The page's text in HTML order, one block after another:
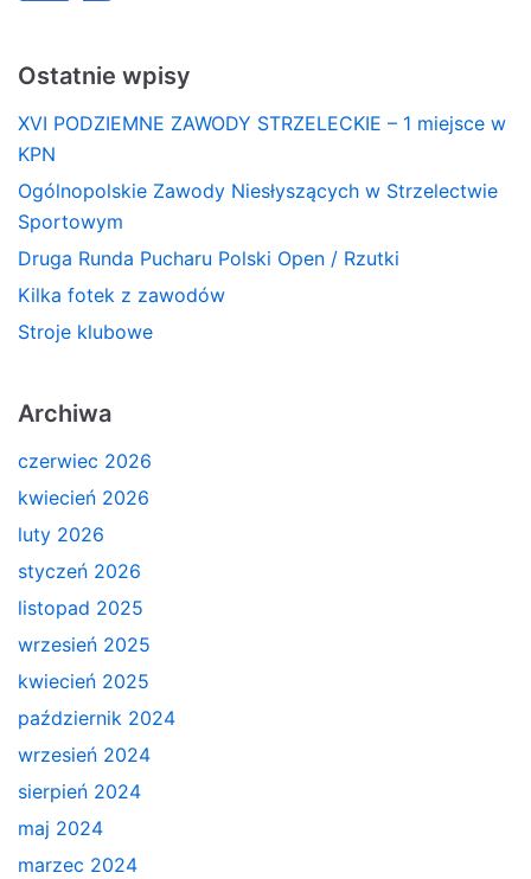
Ostatnie wpisy
XVI PODZIEMNE ZAWODY STRZELECKIE – 1 miejsce w
KPN
Ogólnopolskie Zawody Niesłyszących w Strzelectwie
Sportowym
Druga Runda Pucharu Polski Open / Rzutki
Kilka fotek z zawodów
Stroje klubowe
Archiwa
czerwiec 2026
kwiecień 2026
luty 2026
styczeń 2026
listopad 2025
wrzesień 2025
kwiecień 2025
październik 2024
wrzesień 2024
sierpień 2024
maj 2024
marzec 2024